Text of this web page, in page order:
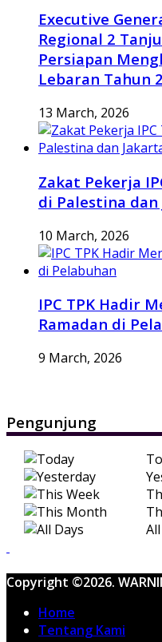
Executive
Regional 2
Persiapan
Lebaran Tahun
13 March, 2026
Zakat Pekerja
di Palestina
10 March, 2026
IPC TPK Hadir
Ramadan di
9 March, 2026
Pengunjung
Copyright ©2026.
Home
Tentang Kami